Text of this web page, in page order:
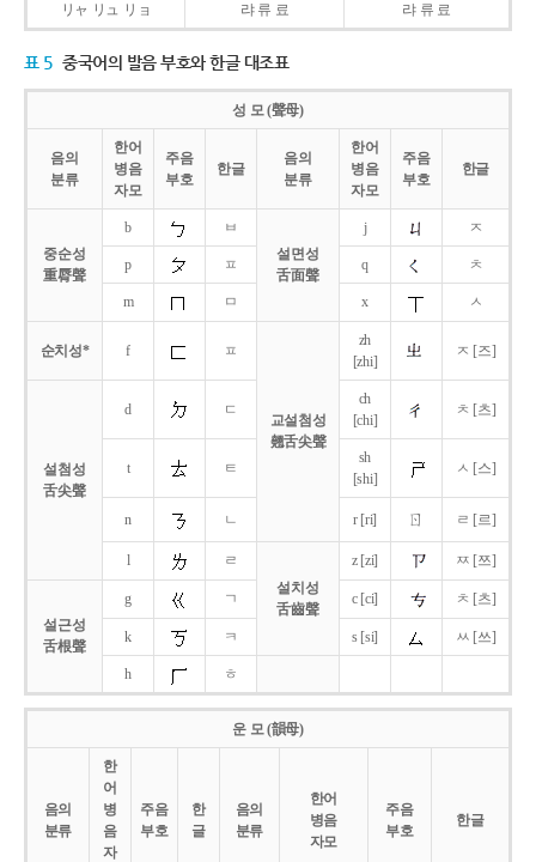
リャ リュ リョ 랴 류 료 랴 류 료
표 5 중국어의 발음 부호와 한글 대조표
성 모 (聲母)
음의
분류
한어
병음
자모
주음
부호
한글
음의
분류
한어
병음
자모
주음
부호
한글
중순성
重脣聲
b
ㅂ
설면성
舌面聲
j ㅈ
p ㅍ q ㅊ
m ㅁ x ㅅ
순치성* f ㅍ
교설첨성
翹舌尖聲
zh
[zhi]
ㅈ [즈]
설첨성
舌尖聲
d ㄷ
ch
[chi]
ㅊ [츠]
t ㅌ
sh
[shi]
ㅅ [스]
n ㄴ r [ri] ㄖ ㄹ [르]
l
ㄹ
설치성
舌齒聲
z [zi] ㅉ [쯔]
설근성
舌根聲
g ㄱ c [ci] ㅊ [츠]
k ㅋ s [si] ㅆ [쓰]
h ㅎ
운 모 (韻母)
음의
분류
한
어
병
음
자
주음
부호
한
글
음의
분류
한어
병음
자모
주음
부호
한글